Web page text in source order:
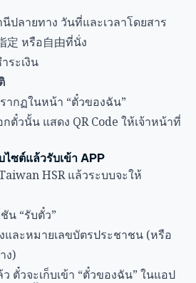
ปลายทาง วันที่และเวลาโดยสาร
定 หรือ自由ที่นั่ง
ระเงิน
ากฏในหน้า “ตั๋วของฉัน”
ตั๋วนั้น แสดง QR Code ให้เจ้าหน้าที่
ซต์แล้วรับเข้า APP
HSR แล้วระบบจะให้
น “รับตั๋ว”
และหมายเลขบัตรประชาชน (หรือ
ง)
ตั๋วจะเก็บเข้า “ตั๋วของฉัน” ในแอป